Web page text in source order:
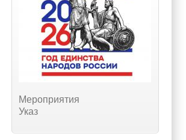
Мероприятия
Указ